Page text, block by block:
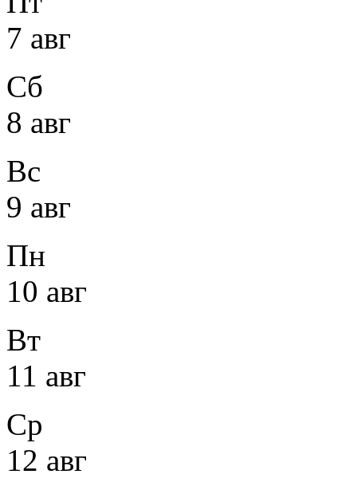
7 авг
Сб
8 авг
Вс
9 авг
Пн
10 авг
Вт
11 авг
Ср
12 авг